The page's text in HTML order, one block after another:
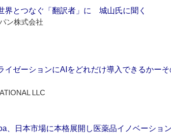
界とつなぐ「翻訳者」に 城山氏に聞く
ン株式会社
イゼーションにAIをどれだけ導入できるかーそ
LLC
、日本市場に本格展開し医薬品イノベーショ